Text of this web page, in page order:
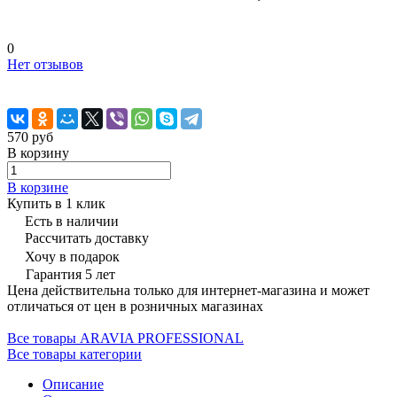
0
Нет отзывов
570 руб
В корзину
В корзине
Купить в 1 клик
Есть в наличии
Рассчитать доставку
Хочу в подарок
Гарантия 5 лет
Цена действительна только для интернет-магазина и может
отличаться от цен в розничных магазинах
Все товары ARAVIA PROFESSIONAL
Все товары категории
Описание